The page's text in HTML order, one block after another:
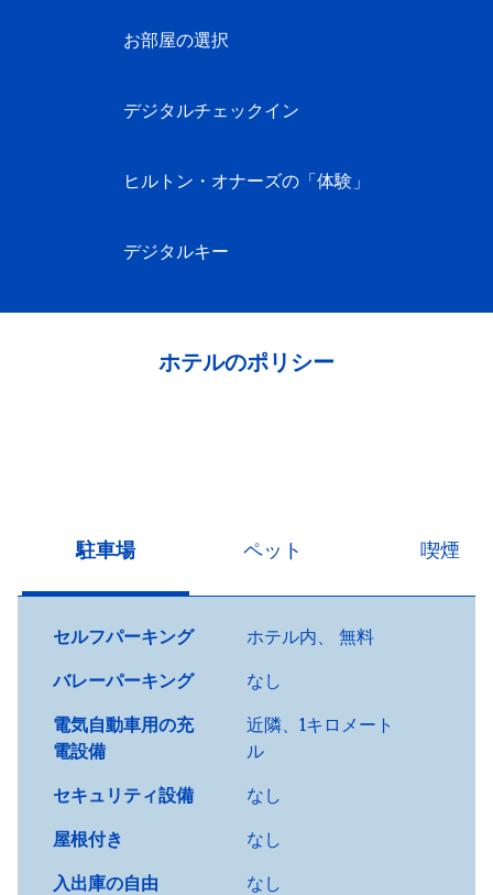
お部屋の選択
デジタルチェックイン
ヒルトン・オナーズの「体験」
デジタルキー
ホテルのポリシー
駐車場 ペット 喫煙
セルフパーキング ホテル内、
無料
バレーパーキング
なし
電気自動車用の充
電設備
近隣、1キロメート
ル
セキュリティ設備
なし
屋根付き
なし
入出庫の自由
なし